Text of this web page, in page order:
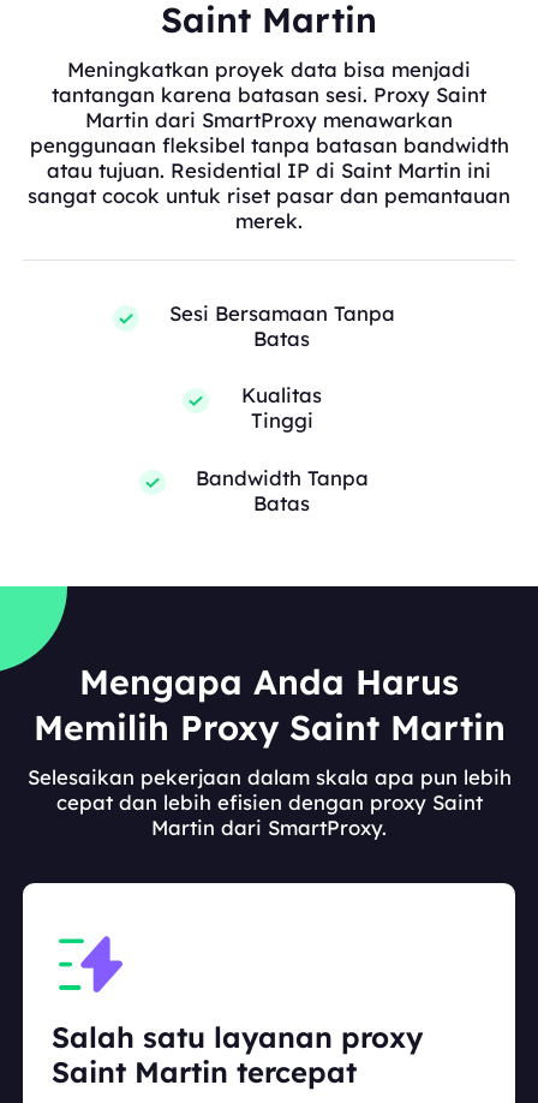
Saint Martin
Meningkatkan proyek data bisa menjadi
tantangan karena batasan sesi. Proxy Saint
Martin dari SmartProxy menawarkan
penggunaan fleksibel tanpa batasan bandwidth
atau tujuan. Residential IP di Saint Martin ini
sangat cocok untuk riset pasar dan pemantauan
merek.
Sesi Bersamaan Tanpa
Batas
Kualitas
Tinggi
Bandwidth Tanpa
Batas
Mengapa Anda Harus
Memilih Proxy Saint Martin
Selesaikan pekerjaan dalam skala apa pun lebih
cepat dan lebih efisien dengan proxy Saint
Martin dari SmartProxy.
Salah satu layanan proxy
Saint Martin tercepat